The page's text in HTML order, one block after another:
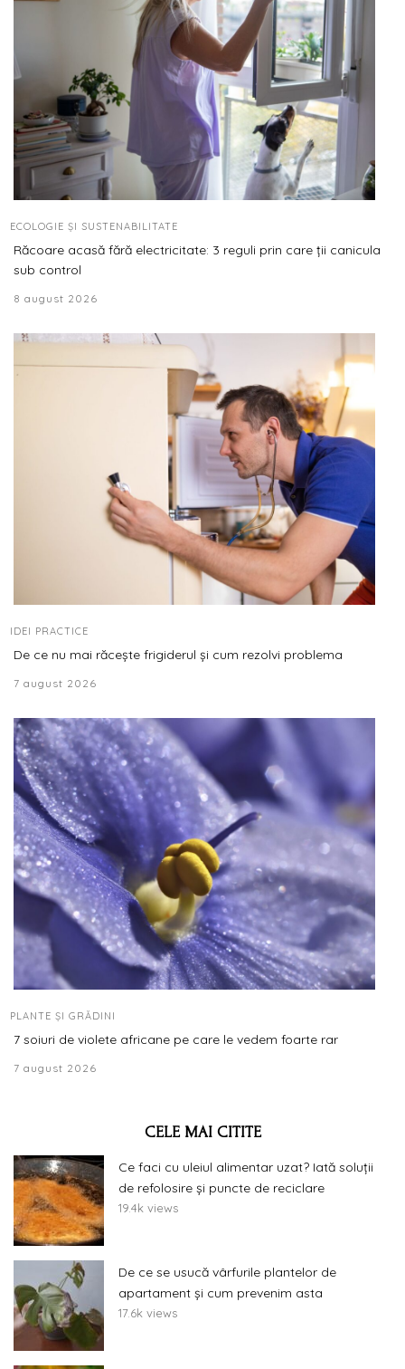
ECOLOGIE ȘI SUSTENABILITATE
Răcoare acasă fără electricitate: 3 reguli prin care ții canicula
sub control
8 august 2026
IDEI PRACTICE
De ce nu mai răcește frigiderul și cum rezolvi problema
7 august 2026
PLANTE ȘI GRĂDINI
7 soiuri de violete africane pe care le vedem foarte rar
7 august 2026
CELE MAI CITITE
Ce faci cu uleiul alimentar uzat? Iată soluții
de refolosire și puncte de reciclare
19.4k views
De ce se usucă vârfurile plantelor de
apartament și cum prevenim asta
17.6k views